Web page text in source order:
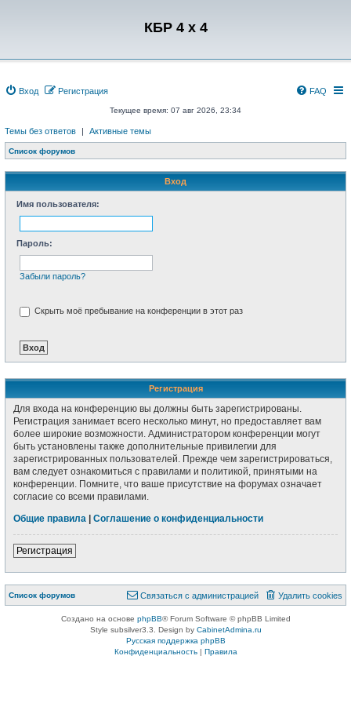
КБР 4 x 4
Вход Регистрация FAQ
Текущее время: 07 авг 2026, 23:34
Темы без ответов | Активные темы
Список форумов
Вход
Имя пользователя:
Пароль:
Забыли пароль?
Скрыть моё пребывание на конференции в этот раз
Регистрация
Для входа на конференцию вы должны быть зарегистрированы.
Регистрация занимает всего несколько минут, но предоставляет вам
более широкие возможности. Администратором конференции могут
быть установлены также дополнительные привилегии для
зарегистрированных пользователей. Прежде чем зарегистрироваться,
вам следует ознакомиться с правилами и политикой, принятыми на
конференции. Помните, что ваше присутствие на форумах означает
согласие со всеми правилами.
Общие правила | Соглашение о конфиденциальности
Регистрация
Список форумов Удалить cookies
Связаться с
Связаться с администрацией
Создано на основе phpBB® Forum Software © phpBB Limited
Style subsilver3.3. Design by CabinetAdmina.ru
Русская поддержка phpBB
Конфиденциальность| Правила